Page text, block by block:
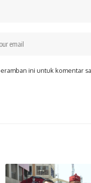
ini untuk komentar